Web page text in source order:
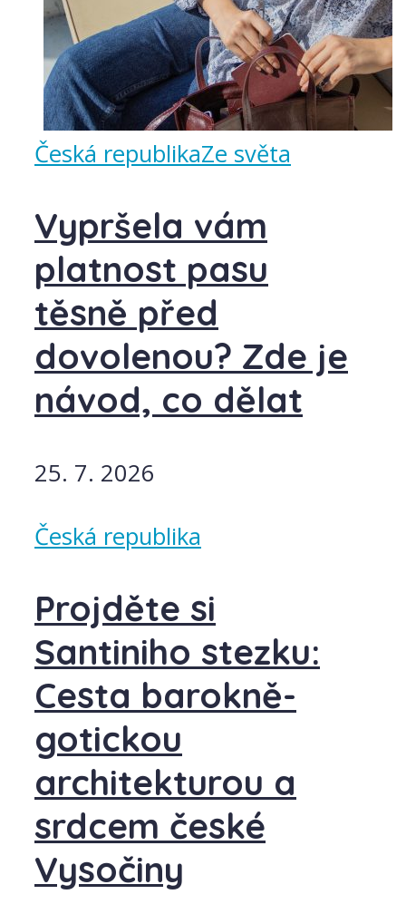
Česká republikaZe světa
Vypršela vám
platnost pasu
těsně před
dovolenou? Zde je
návod, co dělat
25. 7. 2026
Česká republika
Projděte si
Santiniho stezku:
Cesta barokně-
gotickou
architekturou a
srdcem české
Vysočiny